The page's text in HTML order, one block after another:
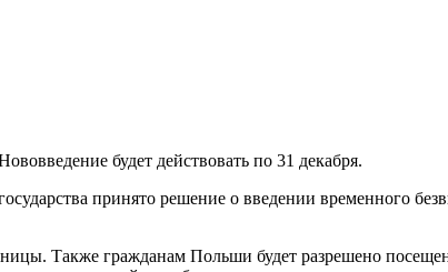
будет действовать по 31 декабря.
принято решение о введении временного
Также гражданам Польши будет разрешено